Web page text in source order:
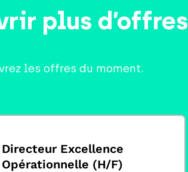
plus d’offres
les offres du moment.
Directeur Excellence
Opérationnelle (H/F)